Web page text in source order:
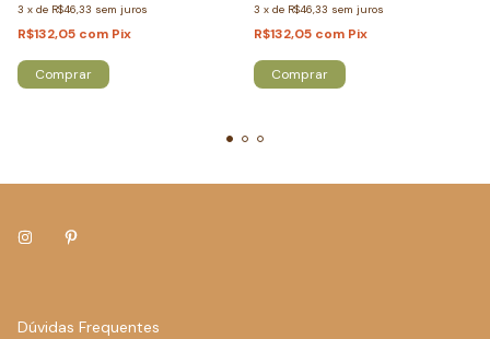
3 x de R$46,33 sem juros
R$132,05 com Pix
3 x de R$46,33 sem juros
R$132,05 com Pix
Dúvidas Frequentes